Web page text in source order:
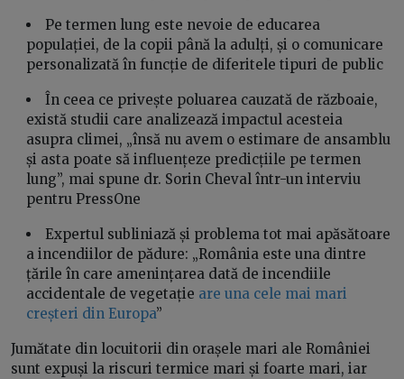
Pe termen lung este nevoie de educarea
populației, de la copii până la adulți, și o comunicare
personalizată în funcție de diferitele tipuri de public
În ceea ce privește poluarea cauzată de războaie,
există studii care analizează impactul acesteia
asupra climei, „însă nu avem o estimare de ansamblu
și asta poate să influențeze predicțiile pe termen
lung”, mai spune dr. Sorin Cheval într-un interviu
pentru PressOne
Expertul subliniază și problema tot mai apăsătoare
a incendiilor de pădure: „România este una dintre
țările în care amenințarea dată de incendiile
accidentale de vegetație are una cele mai mari
creșteri din Europa”
Jumătate din locuitorii din orașele mari ale României
sunt expuși la riscuri termice mari și foarte mari, iar